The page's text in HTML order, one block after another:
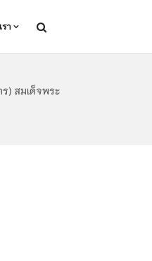
า
) สมเด็จพระ